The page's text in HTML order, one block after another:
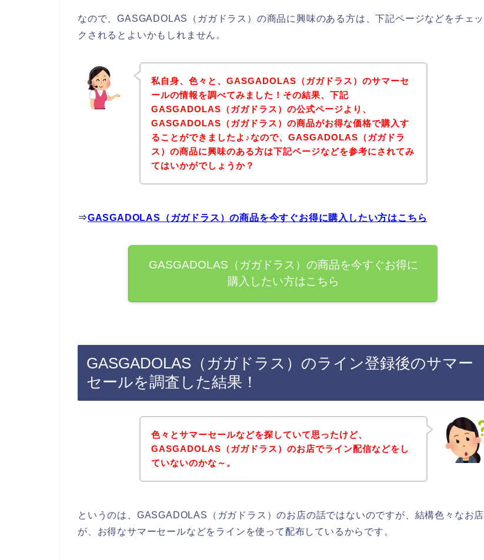
なので、GASGADOLAS（ガガドラス）の商品に興味のある方は、下記ページなどをチェッ
クされるとよいかもしれません。
私自身、色々と、GASGADOLAS（ガガドラス）のサマーセ
ールの情報を調べてみました！その結果、下記
GASGADOLAS（ガガドラス）の公式ページより、
GASGADOLAS（ガガドラス）の商品がお得な価格で購入す
ることができましたよ♪なので、GASGADOLAS（ガガドラ
ス）の商品に興味のある方は下記ページなどを参考にされてみ
てはいかがでしょうか？
⇒GASGADOLAS（ガガドラス）の商品を今すぐお得に購入したい方はこちら
GASGADOLAS（ガガドラス）の商品を今すぐお得に
購入したい方はこちら
GASGADOLAS（ガガドラス）のライン登録後のサマー
セールを調査した結果！
色々とサマーセールなどを探していて思ったけど、
GASGADOLAS（ガガドラス）のお店でライン配信などをし
ていないのかな～。
というのは、GASGADOLAS（ガガドラス）のお店の話ではないのですが、結構色々なお店
が、お得なサマーセールなどをラインを使って配布しているからです。